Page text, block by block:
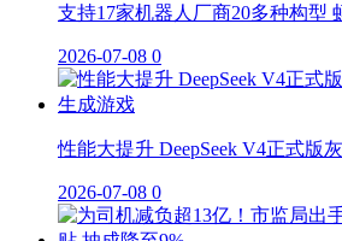
支持17家机器人厂商20多种构型
2026-07-08 0
性能大提升 DeepSeek V4正式版
2026-07-08 0